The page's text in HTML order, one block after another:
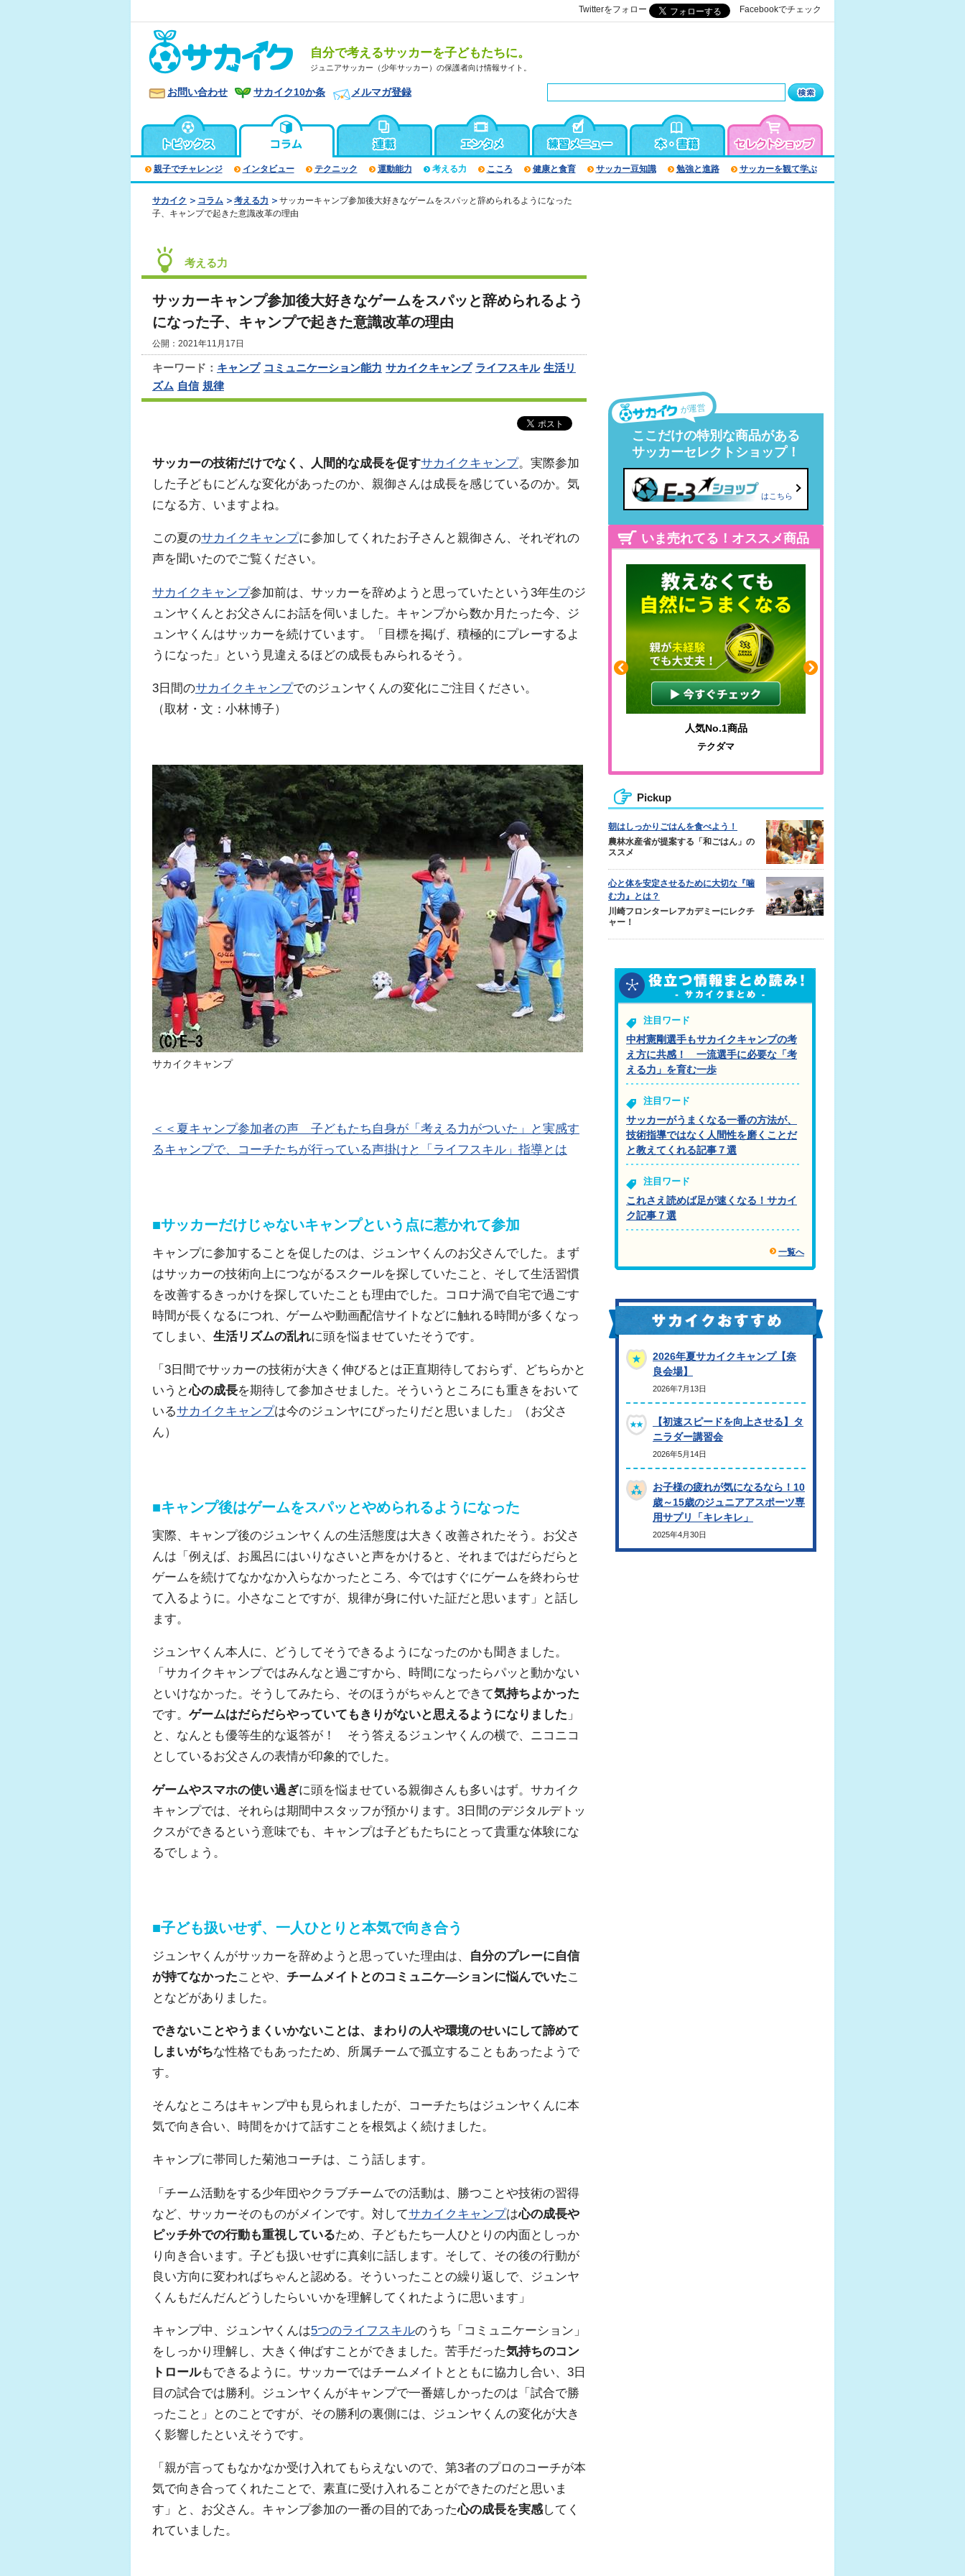
Twitterをフォロー Facebookでチェック
自分で考えるサッカーを子どもたちに。
ジュニアサッカー（少年サッカー）の保護者向け情報サイト。
お問い合わせ サカイク10か条 メルマガ登録
親子でチャレンジ インタビュー テクニック 運動能力 考える力 こころ 健康と食育 サッカー豆知識 勉強と進路 サッカーを観て学ぶ
サカイク コラム 考える力
サッカーキャンプ参加後大好きなゲームをスパッと辞められるようになった
子、キャンプで起きた意識改革の理由
考える力
サッカーキャンプ参加後大好きなゲームをスパッと辞められるよう
になった子、キャンプで起きた意識改革の理由
公開：2021年11月17日
キーワード： キャンプ コミュニケーション能力 サカイクキャンプ ライフスキル 生活リ
ズム 自信 規律
サッカーの技術だけでなく、人間的な成長を促すサカイクキャンプ。実際参加
した子どもにどんな変化があったのか、親御さんは成長を感じているのか。気
になる方、いますよね。
この夏のサカイクキャンプに参加してくれたお子さんと親御さん、それぞれの
声を聞いたのでご覧ください。
サカイクキャンプ参加前は、サッカーを辞めようと思っていたという3年生のジ
ュンヤくんとお父さんにお話を伺いました。キャンプから数か月たった今、ジ
ュンヤくんはサッカーを続けています。「目標を掲げ、積極的にプレーするよ
うになった」という見違えるほどの成長もみられるそう。
3日間のサカイクキャンプでのジュンヤくんの変化にご注目ください。
（取材・文：小林博子）
サカイクキャンプ
＜＜夏キャンプ参加者の声 子どもたち自身が「考える力がついた」と実感す
るキャンプで、コーチたちが行っている声掛けと「ライフスキル」指導とは
■サッカーだけじゃないキャンプという点に惹かれて参加
キャンプに参加することを促したのは、ジュンヤくんのお父さんでした。まず
はサッカーの技術向上につながるスクールを探していたこと、そして生活習慣
を改善するきっかけを探していたことも理由でした。コロナ渦で自宅で過ごす
時間が長くなるにつれ、ゲームや動画配信サイトなどに触れる時間が多くなっ
てしまい、 生活リズムの乱れに頭を悩ませていたそうです。
「3日間でサッカーの技術が大きく伸びるとは正直期待しておらず、どちらかと
いうと心の成長を期待して参加させました。そういうところにも重きをおいて
いるサカイクキャンプは今のジュンヤにぴったりだと思いました」（お父さ
ん）
■キャンプ後はゲームをスパッとやめられるようになった
実際、キャンプ後のジュンヤくんの生活態度は大きく改善されたそう。お父さ
んは「例えば、お風呂にはいりなさいと声をかけると、それまではだらだらと
ゲームを続けてなかなか入らなかったところ、今ではすぐにゲームを終わらせ
て入るように。小さなことですが、規律が身に付いた証だと思います」と話し
ます。
ジュンヤくん本人に、どうしてそうできるようになったのかも聞きました。
「サカイクキャンプではみんなと過ごすから、時間になったらパッと動かない
といけなかった。そうしてみたら、そのほうがちゃんとできて気持ちよかった
です。 ゲームはだらだらやっていてもきりがないと思えるようになりました 」
と、なんとも優等生的な返答が！ そう答えるジュンヤくんの横で、ニコニコ
としているお父さんの表情が印象的でした。
ゲームやスマホの使い過ぎに頭を悩ませている親御さんも多いはず。サカイク
キャンプでは、それらは期間中スタッフが預かります。3日間のデジタルデトッ
クスができるという意味でも、キャンプは子どもたちにとって貴重な体験にな
るでしょう。
■子ども扱いせず、一人ひとりと本気で向き合う
ジュンヤくんがサッカーを辞めようと思っていた理由は、 自分のプレーに自信
が持てなかったことや、 チームメイトとのコミュニケ―ションに悩んでいたこ
となどがありました。
できないことやうまくいかないことは、まわりの人や環境のせいにして諦めて
しまいがちな性格でもあったため、所属チームで孤立することもあったようで
す。
そんなところはキャンプ中も見られましたが、コーチたちはジュンヤくんに本
気で向き合い、時間をかけて話すことを根気よく続けました。
キャンプに帯同した菊池コーチは、こう話します。
「チーム活動をする少年団やクラブチームでの活動は、勝つことや技術の習得
など、サッカーそのものがメインです。対してサカイクキャンプは心の成長や
ピッチ外での行動も重視しているため、子どもたち一人ひとりの内面としっか
り向き合います。子ども扱いせずに真剣に話します。そして、その後の行動が
良い方向に変わればちゃんと認める。そういったことの繰り返しで、ジュンヤ
くんもだんだんどうしたらいいかを理解してくれたように思います」
キャンプ中、ジュンヤくんは5つのライフスキルのうち「コミュニケーション」
をしっかり理解し、大きく伸ばすことができました。苦手だった気持ちのコン
トロールもできるように。サッカーではチームメイトとともに協力し合い、3日
目の試合では勝利。ジュンヤくんがキャンプで一番嬉しかったのは「試合で勝
ったこと」とのことですが、その勝利の裏側には、ジュンヤくんの変化が大き
く影響したといえそうです。
「親が言ってもなかなか受け入れてもらえないので、第3者のプロのコーチが本
気で向き合ってくれたことで、素直に受け入れることができたのだと思いま
す」と、お父さん。キャンプ参加の一番の目的であった心の成長を実感してく
れていました。
が運営
ここだけの特別な商品がある
サッカーセレクトショップ！
はこちら
いま売れてる！オススメ商品
わかりやすい質問に沿って書ける
サカイクサッカーノート
Pickup
朝はしっかりごはんを食べよう！
農林水産省が提案する「和ごはん」の
ススメ
心と体を安定させるために大切な『噛
む力』とは？
川崎フロンターレアカデミーにレクチ
ャー！
注目ワード
中村憲剛選手もサカイクキャンプの考
え方に共感！ 一流選手に必要な「考
える力」を育む一歩
注目ワード
サッカーがうまくなる一番の方法が、
技術指導ではなく人間性を磨くことだ
と教えてくれる記事７選
注目ワード
これさえ読めば足が速くなる！サカイ
ク記事７選
一覧へ
2026年夏サカイクキャンプ【奈
良会場】
2026年7月13日
【初速スピードを向上させる】タ
ニラダー講習会
2026年5月14日
お子様の疲れが気になるなら！10
歳～15歳のジュニアアスポーツ専
用サプリ「キレキレ」
2025年4月30日